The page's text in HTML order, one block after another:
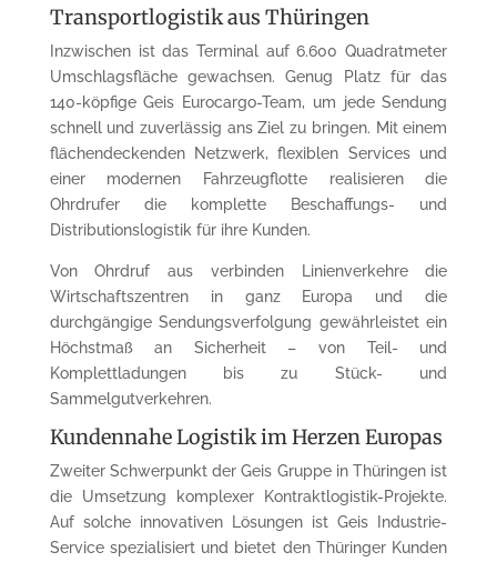
Transportlogistik aus Thüringen
Inzwischen ist das Terminal auf 6.600 Quadratmeter
Umschlagsfläche gewachsen. Genug Platz für das
140-köpfige Geis Eurocargo-Team, um jede Sendung
schnell und zuverlässig ans Ziel zu bringen. Mit einem
flächendeckenden Netzwerk, flexiblen Services und
einer modernen Fahrzeugflotte realisieren die
Ohrdrufer die komplette Beschaffungs- und
Distributionslogistik für ihre Kunden.
Von Ohrdruf aus verbinden Linienverkehre die
Wirtschaftszentren in ganz Europa und die
durchgängige Sendungsverfolgung gewährleistet ein
Höchstmaß an Sicherheit – von Teil- und
Komplettladungen bis zu Stück- und
Sammelgutverkehren.
Kundennahe Logistik im Herzen Europas
Zweiter Schwerpunkt der Geis Gruppe in Thüringen ist
die Umsetzung komplexer Kontraktlogistik-Projekte.
Auf solche innovativen Lösungen ist Geis Industrie-
Service spezialisiert und bietet den Thüringer Kunden